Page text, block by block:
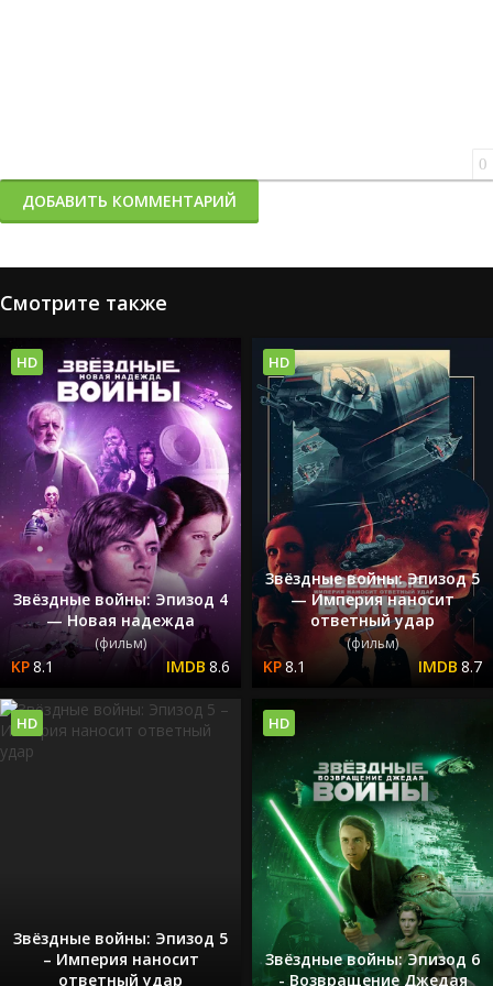
0
ДОБАВИТЬ КОММЕНТАРИЙ
Смотрите также
Звёздные войны: Эпизод 4
— Новая надежда
(фильм)
8.1 8.6
HD
Звёздные войны: Эпизод 5
— Империя наносит
ответный удар
(фильм)
8.1 8.7
HD
Звёздные войны: Эпизод 5
– Империя наносит
ответный удар
HD
Звёздные войны: Эпизод 6
- Возвращение Джедая
HD